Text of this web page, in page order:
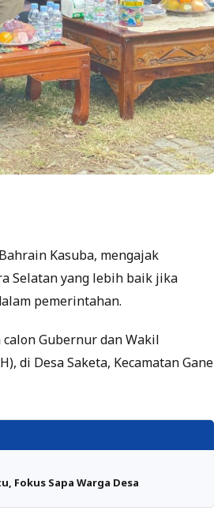
Kasuba, mengajak
Selatan yang lebih baik jika
pemerintahan.
Gubernur dan Wakil
di Desa Saketa, Kecamatan Gane
Fokus Sapa Warga Desa